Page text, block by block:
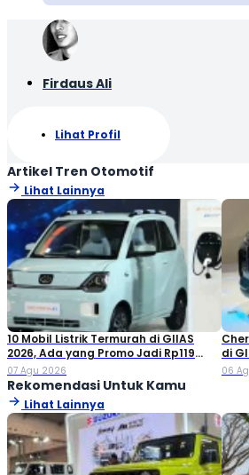
Firdaus Ali
Lihat Profil
Artikel Tren Otomotif
Lihat Lainnya
10 Mobil Listrik Termurah di GIIAS
2026, Ada yang Promo Jadi Rp119
Jutaan!
07 Agu 2026
di
06
Rekomendasi Untuk Kamu
Lihat Lainnya